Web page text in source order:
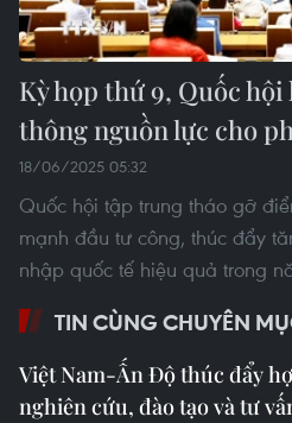
Kỳ họp thứ 9, Quốc hội
thông nguồn lực cho
18/06/2025 05:32
Quốc hội tập trung tháo gỡ
mạnh đầu tư công, thúc đẩy
nhập quốc tế hiệu quả trong
TIN CÙNG CHUYÊN
Việt Nam-Ấn Độ thúc đẩy
nghiên cứu, đào tạo và tư